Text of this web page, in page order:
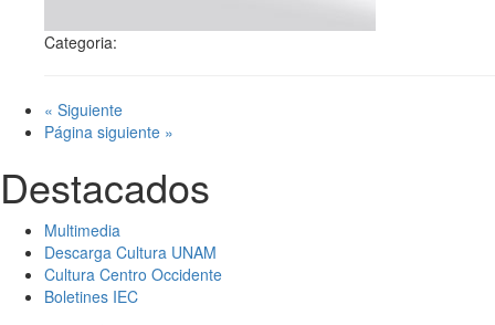
Categoria:
« Siguiente
Página siguiente »
Destacados
Multimedia
Descarga Cultura UNAM
Cultura Centro Occidente
Boletines IEC